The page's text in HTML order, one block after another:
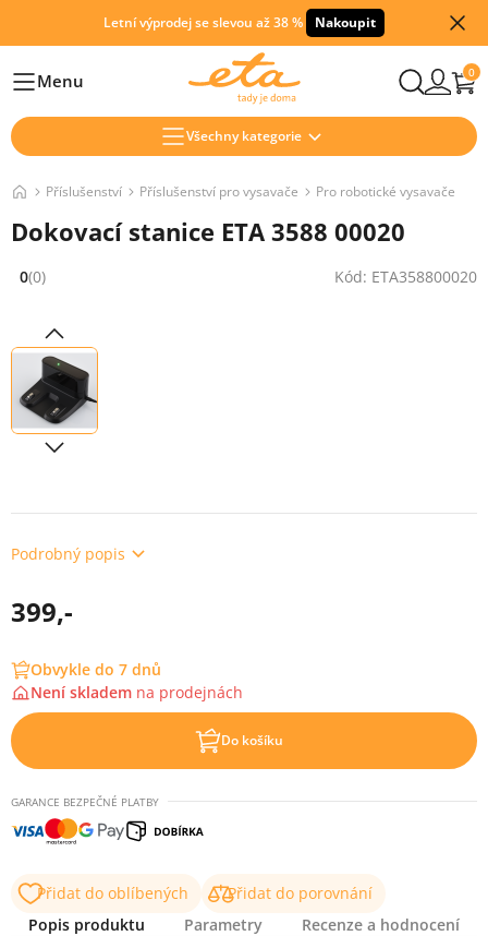
Letní výprodej se slevou až 38 % Nakoupit
HlavníMenu 0
Všechny kategorie
Příslušenství Příslušenství pro vysavače Pro robotické vysavače
Dokovací stanice ETA 3588 00020
Hodnocení: 0 z 5 (0 recenzí)
0(0) Kód: ETA358800020
Podrobný popis
399,-
Obvykle do 7 dnů
Není skladem na prodejnách
Do košíku
GARANCE BEZPEČNÉ PLATBY
Přidat do oblíbených
Přidat do porovnání
Popis produktu
Parametry Recenze a hodnocení